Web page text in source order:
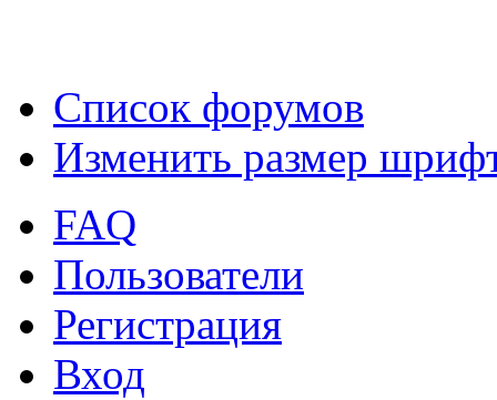
Список форумов
Изменить размер
FAQ
Пользователи
Регистрация
Вход